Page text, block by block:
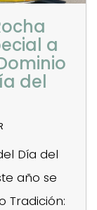
a
del
Día del
año se
Tradición: